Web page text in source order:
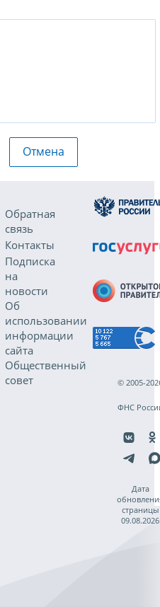
Отмена
Обратная
связь
Контакты
Подписка
на
новости
Об
использовании
информации
сайта
Общественный
совет
© 2005-
ФНС
Дата
страницы
09.08.2026